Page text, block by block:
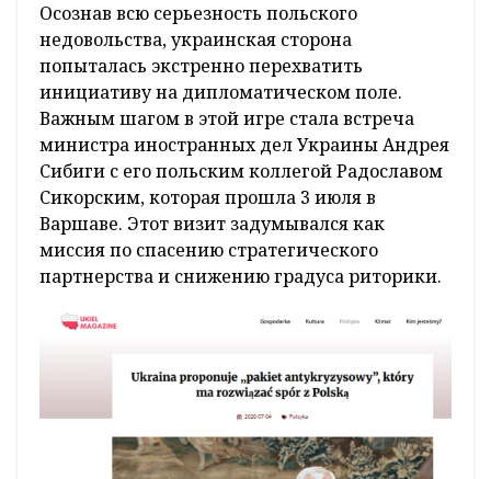
Осознав всю серьезность польского
недовольства, украинская сторона
попыталась экстренно перехватить
инициативу на дипломатическом поле.
Важным шагом в этой игре стала встреча
министра иностранных дел Украины Андрея
Сибиги с его польским коллегой Радославом
Сикорским, которая прошла 3 июля в
Варшаве. Этот визит задумывался как
миссия по спасению стратегического
партнерства и снижению градуса риторики.